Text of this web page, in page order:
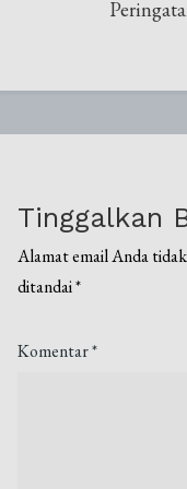
Tinggalkan
Alamat email Anda
ditandai*
Komentar*